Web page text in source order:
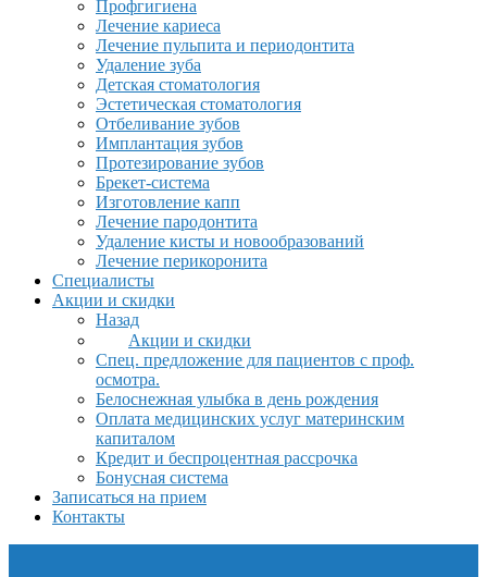
Профгигиена
Лечение кариеса
Лечение пульпита и периодонтита
Удаление зуба
Детская стоматология
Эстетическая стоматология
Отбеливание зубов
Имплантация зубов
Протезирование зубов
Брекет-система
Изготовление капп
Лечение пародонтита
Удаление кисты и новообразований
Лечение перикоронита
Специалисты
Акции и скидки
Назад
Акции и скидки
Спец. предложение для пациентов с проф.
осмотра.
Белоснежная улыбка в день рождения
Оплата медицинских услуг материнским
капиталом
Кредит и беспроцентная рассрочка
Бонусная система
Записаться на прием
Контакты